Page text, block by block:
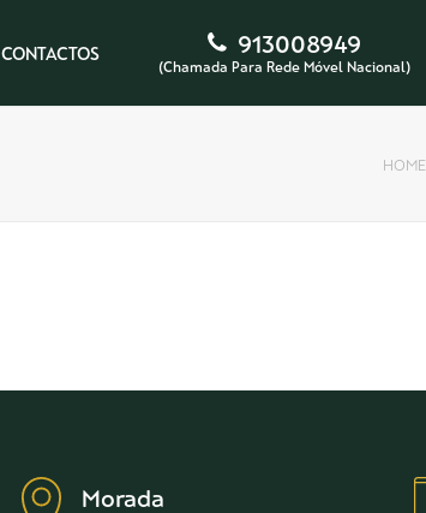
CONTACTOS 913008949
(Chamada Para Rede Móvel Nacional)
HOME
Morada